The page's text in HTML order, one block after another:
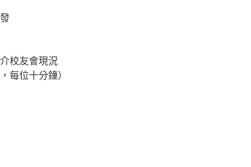
校友會現況
每位十分鐘）